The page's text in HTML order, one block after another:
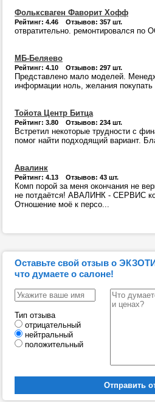
Фольксваген Фаворит Хофф
Рейтинг: 4.46 Отзывов: 357 шт.
отвратительно. ремонтировался по
МБ-Беляево
Рейтинг: 4.10 Отзывов: 297 шт.
Представлено мало моделей.
информации ноль, желания покупать
Тойота Центр Битца
Рейтинг: 3.80 Отзывов: 234 шт.
Встретил некоторые трудности с
помог найти подходящий вариант.
Авалинк
Рейтинг: 4.13 Отзывов: 43 шт.
Комп порой за меня окончания не
не потдаётся! АВАЛИНК - СЕРВИС
Отношение моё к персо...
Оставьте свой отзыв о
что думаете о салоне!
Тип отзыва
отрицательный
нейтральный
положительный